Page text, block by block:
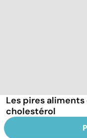
Les pires
cholestérol